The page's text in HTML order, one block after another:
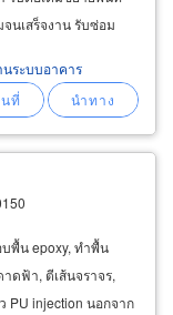
นเสร็จงาน รับซ่อม
ระบบอาคาร
พื้น epoxy, ทำพื้น
ดฟ้า, ตีเส้นจราจร,
injection นอกจาก